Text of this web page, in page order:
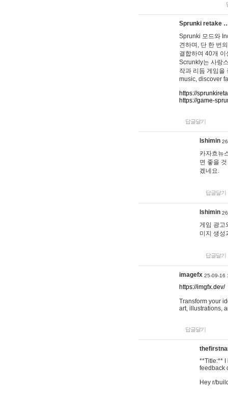
Sprunki retake
Sprunki 모드와
견하며, 단 한 번
결합하여 40개
Scrunkly는 사랑
작과 리듬 게임을
music, discover
https://
https://game-
답글달기
lshimin
카자흐뉴
면 좋을
겠네요.
답글달기
lshimin
게임 광고
미지 생성
답글달기
imagefx 25-09-16
https://imgfx.dev/
Transform your
art, illustrations,
답글달기
**Title:** I
feedback
Hey r/